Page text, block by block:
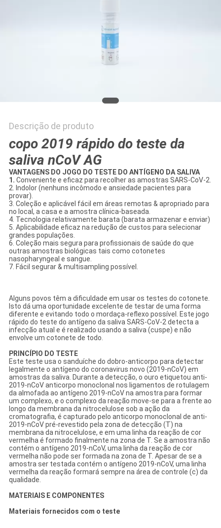
Descrição de produto
copo 2019 rápido do teste da
saliva nCoV AG
VANTAGENS DO JOGO DO TESTE DO ANTÍGENO DA SALIVA
1. Conveniente e eficaz para recolher as amostras SARS-CoV-2.
2. Indolor (nenhuns incômodo e ansiedade pacientes para
provar).
3. Coleção e aplicável fácil em áreas remotas & apropriado para
no local, a casa e a amostra clínica-baseada.
4. Tecnologia relativamente barata (barata armazenar e enviar)
5. Aplicabilidade eficaz na redução de custos para selecionar
grandes populações.
6. Coleção mais segura para profissionais de saúde do que
outras amostras biológicas tais como cotonetes
nasopharyngeal e sangue.
7. Fácil segurar & multisampling possível.
Alguns povos têm a dificuldade em usar os testes do cotonete.
Isto dá uma oportunidade excelente de testar de uma forma
diferente e evitando todo o mordaça-reflexo possível. Este jogo
rápido do teste do antígeno da saliva SARS-CoV-2 detecta a
infecção atual e é realizado usando a saliva (cuspe) e não
envolve um cotonete de todo.
PRINCÍPIO DO TESTE
Este teste usa o sanduíche do dobro-anticorpo para detectar
legalmente o antígeno do coronavirus novo (2019-nCoV) em
amostras da saliva. Durante a detecção, o ouro etiquetou anti-
2019-nCoV anticorpo monoclonal nos ligamentos de rotulagem
da almofada ao antígeno 2019-nCoV na amostra para formar
um complexo, e o complexo da reação move-se para a frente ao
longo da membrana da nitrocelulose sob a ação da
cromatografia, é capturado pelo anticorpo monoclonal de anti-
2019-nCoV pré-revestido pela zona de detecção (T) na
membrana da nitrocelulose, e em uma linha da reação de cor
vermelha é formado finalmente na zona de T. Se a amostra não
contém o antígeno 2019-nCoV, uma linha da reação de cor
vermelha não pode ser formada na zona de T. Apesar de se a
amostra ser testada contém o antígeno 2019-nCoV, uma linha
vermelha da reação formará sempre na área de controle (c) da
qualidade.
MATERIAIS E COMPONENTES
Materiais fornecidos com o teste